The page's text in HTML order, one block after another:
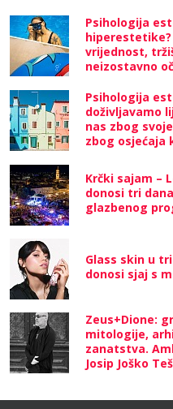
Psihologija
vrijednost,
neizostavno
Psihologija
doživljavamo
nas zbog
zbog osjećaja
Krčki sajam –
donosi tri
glazbenog
Glass skin u
donosi sjaj s
Zeus+Dione:
mitologije,
zanatstva.
Josip Joško